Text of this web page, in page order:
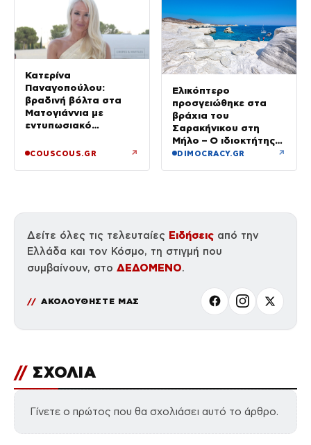
Κατερίνα
Παναγοπούλου:
βραδινή βόλτα στα
Ματογιάννια με
εντυπωσιακό
διακοπές
COUSCOUS.GR ↗
Ελικόπτερο
προσγειώθηκε στα
βράχια του
Σαρακήνικου στη
Μήλο – Ο ιδιοκτήτης
κατέβηκε για μπάνιο
DIMOCRACY.GR ↗
Δείτε όλες τις τελευταίες Ειδήσεις από την
Ελλάδα και τον Κόσμο, τη στιγμή που
συμβαίνουν, στο ΔΕΔΟΜΕΝΟ.
ΑΚΟΛΟΥΘΗΣΤΕ ΜΑΣ
// ΣΧΟΛΙΑ
Γίνετε ο πρώτος που θα σχολιάσει αυτό το άρθρο.